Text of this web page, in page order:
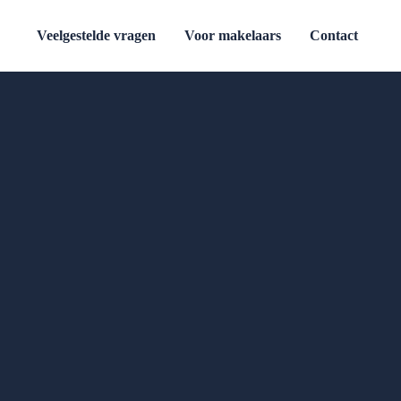
Veelgestelde vragen Voor makelaars Contact